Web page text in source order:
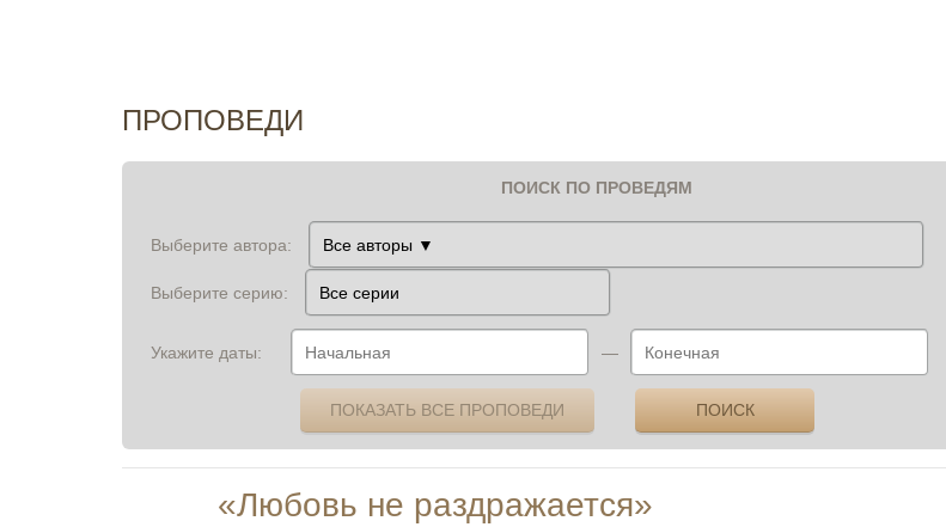
ПРОПОВЕДИ
ПОИСК ПО ПРОВЕДЯМ
Выберите автора:
Выберите серию:
Укажите даты: —
ПОКАЗАТЬ ВСЕ ПРОПОВЕДИ ПОИСК
«Любовь не раздражается»